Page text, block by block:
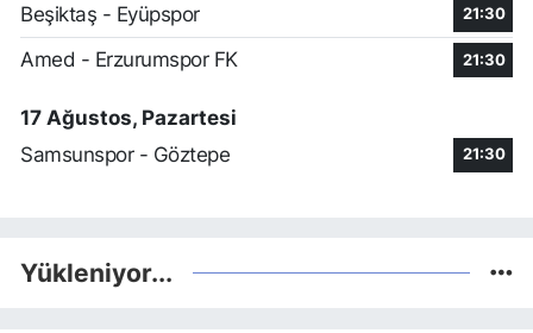
Beşiktaş - Eyüpspor 21:30
Amed - Erzurumspor FK 21:30
17 Ağustos, Pazartesi
Samsunspor - Göztepe
21:30
Yükleniyor...